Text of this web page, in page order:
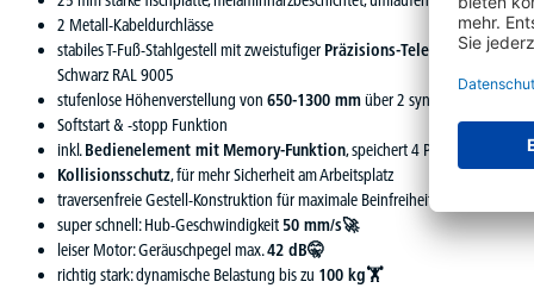
2 Metall-Kabeldurchlässe
stabiles T-Fuß-Stahlgestell mit zweistufiger Präzisions-Teleskopsäule,
Schwarz RAL 9005
stufenlose Höhenverstellung von 650-1300 mmüber 2 synchron
Softstart & -stopp Funktion
inkl.Bedienelement mit Memory-Funktion, speichert 4 Positionen
Kollisionsschutz, für mehr Sicherheit am Arbeitsplatz
traversenfreie Gestell-Konstruktion für maximale Beinfreiheit
super schnell: Hub-Geschwindigkeit 50 mm/s🚀
leiser Motor: Geräuschpegel max.42 dB🤫
richtig stark: dynamische Belastung bis zu 100 kg🏋